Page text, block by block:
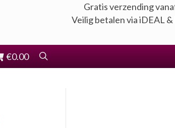
Gratis verzending
Veilig betalen via iDEAL &
€0.00